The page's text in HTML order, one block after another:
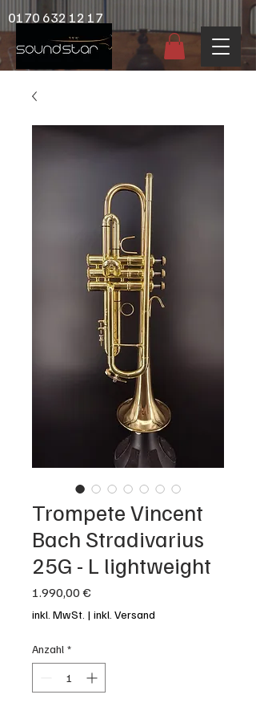
0170 632 12 17
Trompete Vincent
Bach Stradivarius
25G - L lightweight
1.990,00 €Preis
inkl. MwSt. | inkl. Versand
Anzahl *